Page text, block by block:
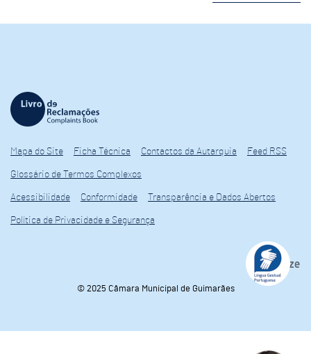
Mapa do Site Ficha Técnica Contactos da Autarquia Feed RSS
Glossário de Termos Complexos
Acessibilidade Conformidade Transparência e Dados Abertos
Política de Privacidade e Segurança
© 2025 Câmara Municipal de Guimarães